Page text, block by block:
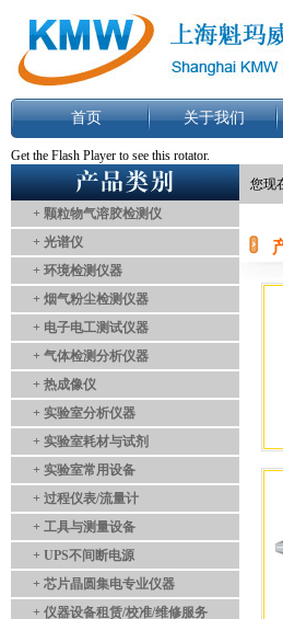
首页 关于我们
Get the Flash Player to see this rotator.
+ 颗粒物气溶胶检测仪
+ 光谱仪
+ 环境检测仪器
+ 烟气粉尘检测仪器
+ 电子电工测试仪器
+ 气体检测分析仪器
+ 热成像仪
+ 实验室分析仪器
+ 实验室耗材与试剂
+ 实验室常用设备
+ 过程仪表/流量计
+ 工具与测量设备
+ UPS不间断电源
+ 芯片晶圆集电专业仪器
+ 仪器设备租赁/校准/维修服务
您现